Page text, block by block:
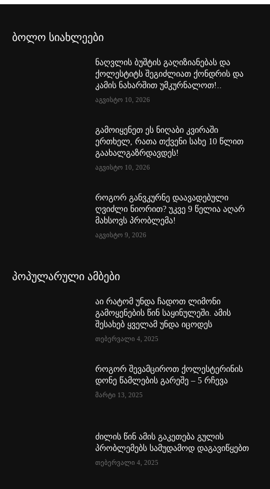
ბოლო სიახლეები
ნაღვლის ბუშტის გაღიზიანებას და
ქოლესტიტს შეგიძლიათ ქონდრის და
კამის ნახარშით უმკურნალოთ!..
აგვისტო 10, 2026
გამოიყენეთ ეს ნიღაბი კვირაში
ერთხელ, რათა თქვენი სახე 10 წლით
გაახალგაზრდავდეს!
აგვისტო 10, 2026
როგორ განვკურნე დაავადებული
ღვიძლი ნიორით? უკვე 9 წელია აღარ
მახსოვს პრობლემა!
აგვისტო 9, 2026
პოპულარული ამბები
აი რატომ უნდა ჩადოთ ლიმონი
გამოყენების წინ საყინულეში. ამის
შესახებ ყველამ უნდა იცოდეს
თებერვალი 4, 2025
როგორ შევამციროთ ქოლესტერინის
დონე წამლების გარეშე – 5 რჩევა
მარტი 13, 2025
ძილის წინ ამის გაკეთება გულის
პრობლემებს სამუდამოდ დაგავიწყებთ
თებერვალი 4, 2025